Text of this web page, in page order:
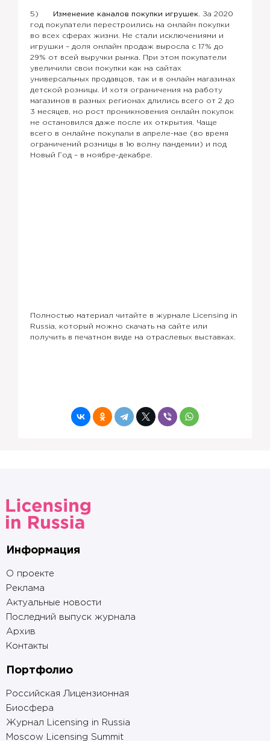
5) Изменение каналов покупки игрушек. За 2020
год покупатели перестроились на онлайн покупки
во всех сферах жизни. Не стали исключениями и
игрушки – доля онлайн продаж выросла с 17% до
29% от всей выручки рынка. При этом покупатели
увеличили свои покупки как на сайтах
универсальных продавцов, так и в онлайн магазинах
детской розницы. И хотя ограничения на работу
магазинов в разных регионах длились всего от 2 до
3 месяцев, но рост проникновения онлайн покупок
не остановился даже после их открытия. Чаще
всего в онлайне покупали в апреле-мае (во время
ограничений розницы в 1ю волну пандемии) и под
Новый Год – в ноябре-декабре.
Полностью материал читайте в журнале Licensing in
Russia, который можно скачать на сайте или
получить в печатном виде на отраслевых выставках.
Информация
О проекте
Реклама
Актуальные новости
Последний выпуск журнала
Архив
Контакты
Портфолио
Российская Лицензионная
Биосфера
Журнал Licensing in Russia
Moscow Licensing Summit